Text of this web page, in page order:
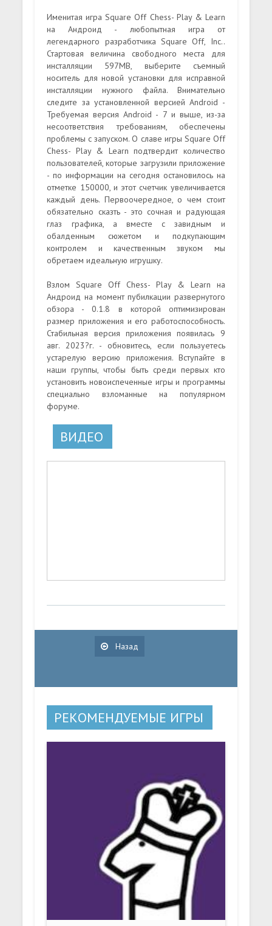
Именитая игра Square Off Chess- Play & Learn
на Андроид - любопытная игра от
легендарного разработчика Square Off, Inc..
Стартовая величина свободного места для
инсталляции 597MB, выберите съемный
носитель для новой установки для исправной
инсталляции нужного файла. Внимательно
следите за установленной версией Android -
Требуемая версия Android - 7 и выше, из-за
несоответствия требованиям, обеспечены
проблемы с запуском. О славе игры Square Off
Chess- Play & Learn подтвердит количество
пользователей, которые загрузили приложение
- по информации на сегодня остановилось на
отметке 150000, и этот счетчик увеличивается
каждый день. Первоочередное, о чем стоит
обязательно сказть - это сочная и радующая
глаз графика, а вместе с завидным и
обалденным сюжетом и подкупающим
контролем и качественным звуком мы
обретаем идеальную игрушку.
Взлом Square Off Chess- Play & Learn на
Андроид на момент пубилкации развернутого
обзора - 0.1.8 в которой оптимизирован
размер приложения и его работоспособность.
Стабильная версия приложения появилась 9
авг. 2023?г. - обновитесь, если пользуетесь
устарелую версию приложения. Вступайте в
наши группы, чтобы быть среди первых кто
установить новоиспеченные игры и программы
специально взломанные на популярном
форуме.
ВИДЕО
Назад
РЕКОМЕНДУЕМЫЕ ИГРЫ